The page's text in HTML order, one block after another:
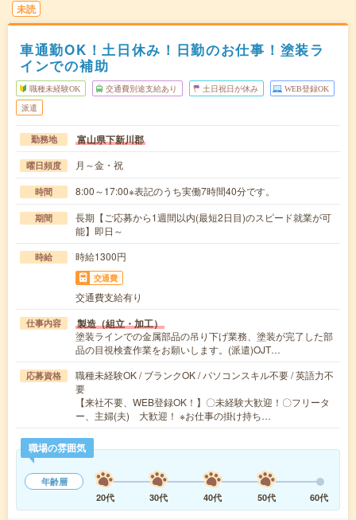
未読
車通勤OK！土日休み！日勤のお仕事！塗装ラ
インでの補助
職種未経験OK 交通費別途支給あり 土日祝日が休み WEB登録OK
派遣
勤務地 富山県下新川郡
曜日頻度 月～金・祝
時間 8:00～17:00※表記のうち実働7時間40分です。
期間
長期【ご応募から1週間以内(最短2日目)のスピード就業が可
能】即日～
時給 時給1300円
交通費
交通費支給有り
仕事内容 製造（組立・加工）
塗装ラインでの金属部品の吊り下げ業務、塗装が完了した部
品の目視検査作業をお願いします。(派遣)OJT…
応募資格
職種未経験OK / ブランクOK / パソコンスキル不要 / 英語力不
要
【来社不要、WEB登録OK！】〇未経験大歓迎！〇フリータ
ー、主婦(夫) 大歓迎！ ※お仕事の掛け持ち…
職場の雰囲気
年齢層
20代
30代 40代 50代 60代